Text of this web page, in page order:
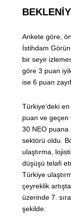
Ankete göre,
İstihdam
bir seyir
göre 3 puan
ise 6 puan
Türkiye’deki
puan ve geçen
30 NEO puana
sektörü oldu.
ulaştırma,
düşüşü telafi
Türkiye
çeyreklik
üzerinde 7.
şekilde: